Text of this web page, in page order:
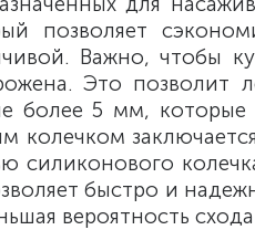
позволяет
Важно, чтобы
Это позволит
более 5 мм, которые
колечком
силиконового
быстро и
вероятность